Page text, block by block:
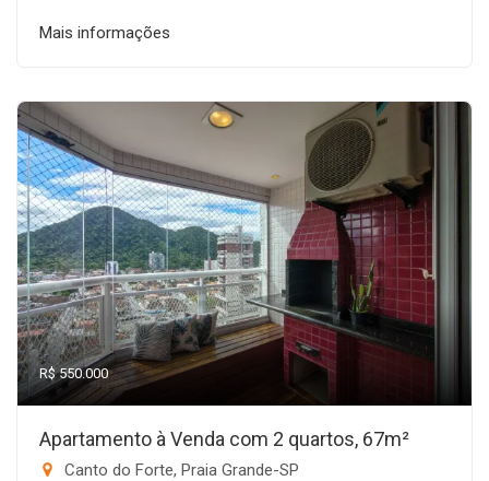
Mais informações
R$ 550.000
Apartamento à Venda com 2 quartos, 67m²
Canto do Forte, Praia Grande-SP